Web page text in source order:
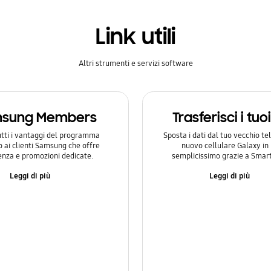
Link utili
Altri strumenti e servizi software
Members
i vantaggi del programma
ai clienti Samsung che offre
e promozioni dedicate.
Leggi di più
Trasferisci i
Sposta i dati dal tuo vecchio
nuovo cellulare Galaxy in
semplicissimo grazie a
Leggi di più